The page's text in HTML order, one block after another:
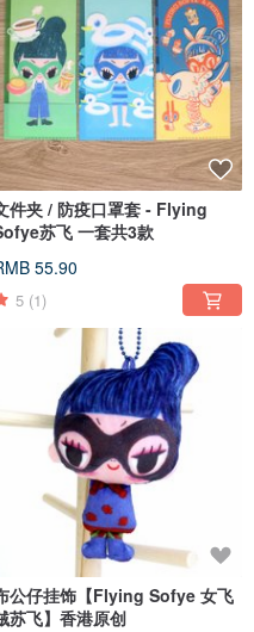
件夹 / 防疫口罩套 - Flying
苏飞 一套共3款
55.90
5 (1)
公仔挂饰【Flying Sofye 女飞
苏飞】香港原创